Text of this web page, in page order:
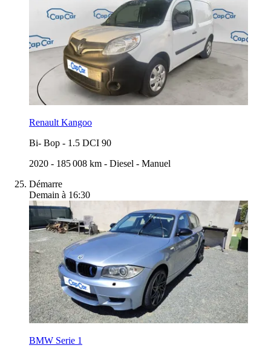
Renault Kangoo
Bi- Bop - 1.5 DCI 90
2020 - 185 008 km - Diesel - Manuel
Démarre
Demain à 16:30
BMW Serie 1